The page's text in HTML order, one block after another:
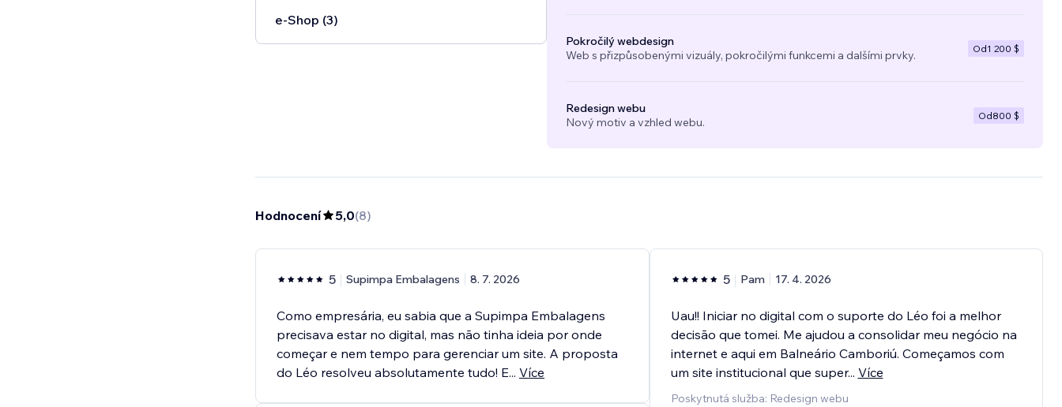
e‑Shop (3)
Pokročilý webdesign
Web s přizpůsobenými vizuály, pokročilými funkcemi a dalšími prvky.
Od1 200 $
Redesign webu
Nový motiv a vzhled webu.
Od800 $
Hodnocení 5,0(8)
5 Supimpa Embalagens 8. 7. 2026
Como empresária, eu sabia que a Supimpa Embalagens
precisava estar no digital, mas não tinha ideia por onde
começar e nem tempo para gerenciar um site. A proposta
do Léo resolveu absolutamente tudo! E... Více
5 Pam 17. 4. 2026
Uau!! Iniciar no digital com o suporte do Léo foi a melhor
decisão que tomei. Me ajudou a consolidar meu negócio na
internet e aqui em Balneário Camboriú. Começamos com
um site institucional que super... Více
Poskytnutá služba: Redesign webu